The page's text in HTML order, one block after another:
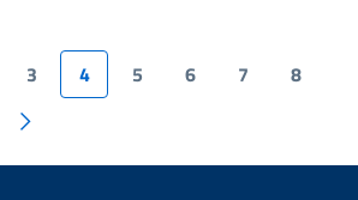
3 4 5 6 7
8